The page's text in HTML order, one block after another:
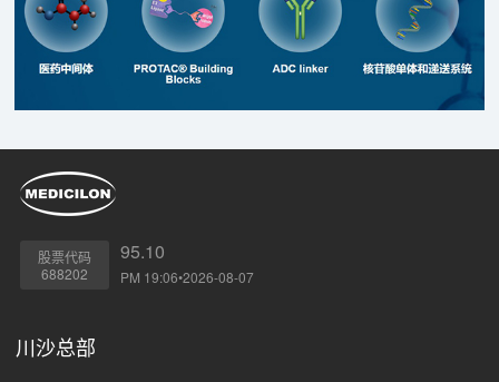
股票代码
688202
95.10
PM 19:06•2026-08-07
川沙总部